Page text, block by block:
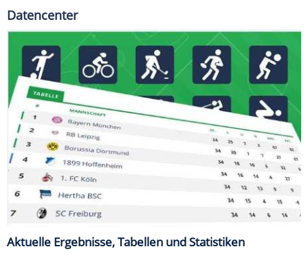
Datencenter
Aktuelle Ergebnisse, Tabellen und Statistiken